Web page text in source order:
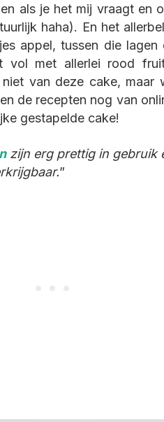
als je het mij vraagt en
haha). En het
appel, tussen die
vol met allerlei rood
van deze cake, maar
de recepten nog van
gestapelde cake!
zijn erg prettig in gebruik